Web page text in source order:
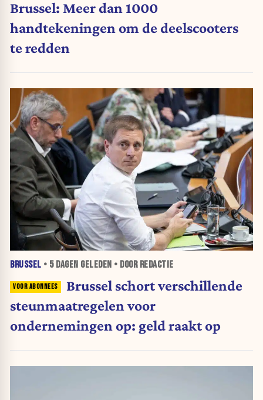
Brussel: Meer dan 1000
handtekeningen om de deelscooters
te redden
BRUSSEL • 5 DAGEN GELEDEN • DOOR REDACTIE
Brussel schort verschillende
steunmaatregelen voor
ondernemingen op: geld raakt op